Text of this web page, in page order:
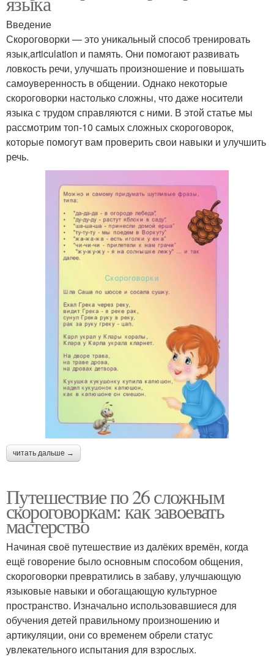
Введение
Скороговорки — это уникальный способ тренировать
язык,articulation и память. Они помогают развивать
ловкость речи, улучшать произношение и повышать
самоуверенность в общении. Однако некоторые
скороговорки настолько сложны, что даже носители
языка с трудом справляются с ними. В этой статье мы
рассмотрим топ-10 самых сложных скороговорок,
которые помогут вам проверить свои навыки и улучшить
речь.
читать дальше →
Путешествие по 26 сложным
скороговоркам: как завоевать
мастерство
Начиная своё путешествие из далёких времён, когда
ещё говорение было основным способом общения,
скороговорки превратились в забаву, улучшающую
языковые навыки и обогащающую культурное
пространство. Изначально использовавшиеся для
обучения детей правильному произношению и
артикуляции, они со временем обрели статус
увлекательного испытания для взрослых.